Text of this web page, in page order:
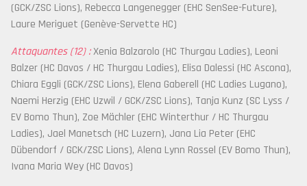
(GCK/ZSC Lions), Rebecca Langenegger (EHC SenSee-Future),
Laure Meriguet (Genève-Servette HC)
Attaquantes (12) :Xenia Balzarolo (HC Thurgau Ladies), Leoni
Balzer (HC Davos / HC Thurgau Ladies), Elisa Dalessi (HC Ascona),
Chiara Eggli (GCK/ZSC Lions), Elena Gaberell (HC Ladies Lugano),
Naemi Herzig (EHC Uzwil / GCK/ZSC Lions), Tanja Kunz (SC Lyss /
EV Bomo Thun), Zoe Mächler (EHC Winterthur / HC Thurgau
Ladies), Jael Manetsch (HC Luzern), Jana Lia Peter (EHC
Dübendorf / GCK/ZSC Lions), Alena Lynn Rossel (EV Bomo Thun),
Ivana Maria Wey (HC Davos)